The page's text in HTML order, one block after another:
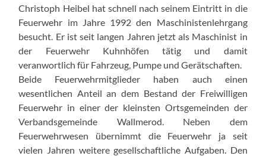
Christoph Heibel hat schnell nach seinem Eintritt in die
Feuerwehr im Jahre 1992 den Maschinistenlehrgang
besucht. Er ist seit langen Jahren jetzt als Maschinist in
der Feuerwehr Kuhnhöfen tätig und damit
veranwortlich für Fahrzeug, Pumpe und Gerätschaften.
Beide Feuerwehrmitglieder haben auch einen
wesentlichen Anteil an dem Bestand der Freiwilligen
Feuerwehr in einer der kleinsten Ortsgemeinden der
Verbandsgemeinde Wallmerod. Neben dem
Feuerwehrwesen übernimmt die Feuerwehr ja seit
vielen Jahren weitere gesellschaftliche Aufgaben. Den